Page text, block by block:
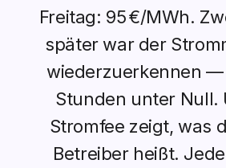
Freitag: 95 €/MWh.
später war der
wiederzuerkennen —
Stunden unter Null.
Stromfee zeigt, was
Betreiber heißt.